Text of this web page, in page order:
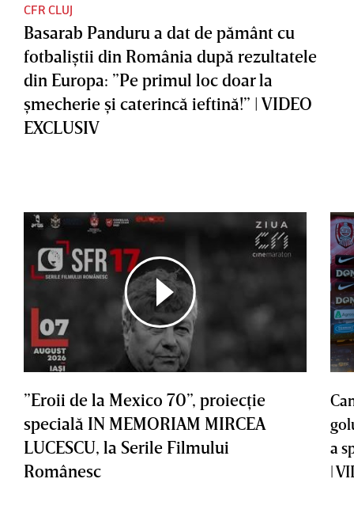
CFR CLUJ
Basarab Panduru a dat de pământ cu
fotbaliştii din România după rezultatele
din Europa: ”Pe primul loc doar la
şmecherie şi caterincă ieftină!” | VIDEO
EXCLUSIV
”Eroii de la Mexico 70”, proiecţie
specială IN MEMORIAM MIRCEA
LUCESCU, la Serile Filmului
Românesc
a
|